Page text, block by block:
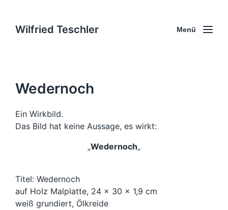
Wilfried Teschler Menü
Wedernoch
Ein Wirkbild.
Das Bild hat keine Aussage, es wirkt:
„Wedernoch„
Titel: Wedernoch
auf Holz Malplatte, 24 x 30 x 1,9 cm
weiß grundiert, Ölkreide